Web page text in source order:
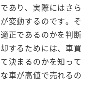
あり、実際にはさら
変動するのです。そ
正であるのかを判断
するためには、車買
決まるのかを知って
車が高値で売れるの